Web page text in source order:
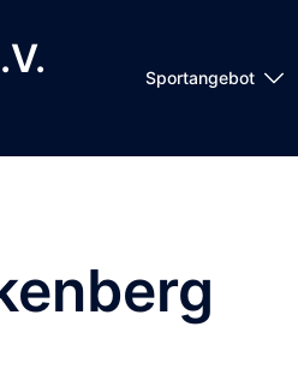
Sportangebot